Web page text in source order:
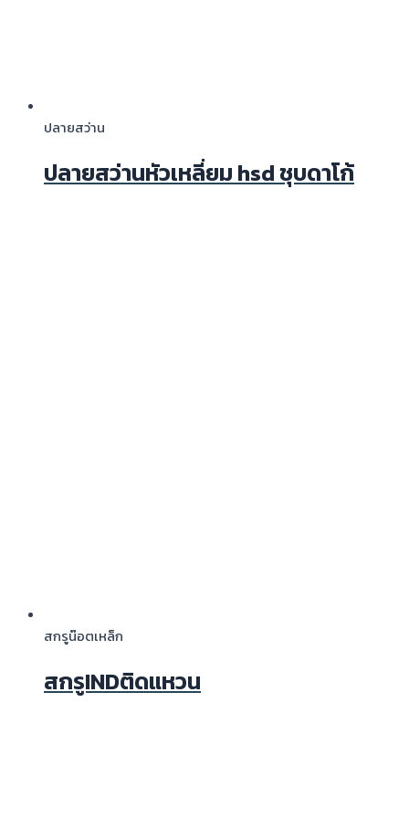
ปลายสว่าน
ปลายสว่านหัวเหลี่ยม hsd ชุบดาโก้
สกรูน๊อตเหล็ก
สกรูINDติดแหวน